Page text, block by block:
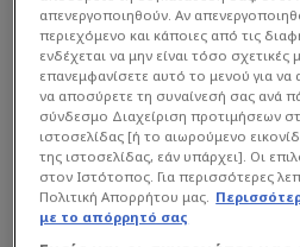
Στο σχετικό δελτίο
αναφέρει ότι ο Γάλλος
απενεργοποιηθούν. Αν
περιεχόμενο και κάποιες από τις
ενδέχεται να μην είναι τόσο
επανεμφανίσετε αυτό το μενού για να
να αποσύρετε τη συναίνεσή σας ανά
σύνδεσμο Διαχείριση προτιμήσεων
ιστοσελίδας [ή το αιωρούμενο
της ιστοσελίδας, εάν υπάρχει]. Οι
στον Ιστότοπος. Για περισσότερες
Πολιτική Απορρήτου μας.
με το απόρρητό σας